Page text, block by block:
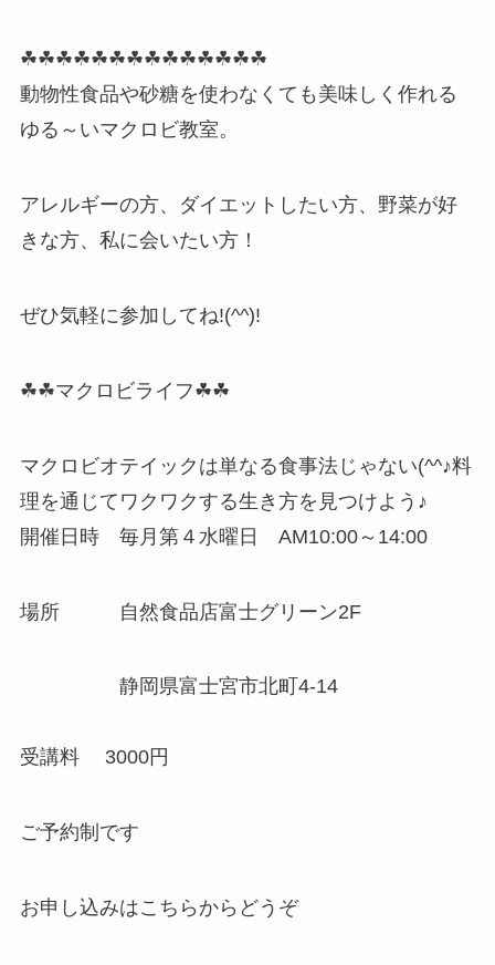
☘☘☘☘☘☘☘☘☘☘☘☘☘☘
動物性食品や砂糖を使わなくても美味しく作れる
ゆる～いマクロビ教室。
アレルギーの方、ダイエットしたい方、野菜が好
きな方、私に会いたい方！
ぜひ気軽に参加してね!(^^)!
☘☘マクロビライフ☘☘
マクロビオテイックは単なる食事法じゃない(^^♪料
理を通じてワクワクする生き方を見つけよう♪
開催日時 毎月第４水曜日 AM10:00～14:00
場所 自然食品店富士グリーン2F
静岡県富士宮市北町4-14
受講料 3000円
ご予約制です
お申し込みはこちらからどうぞ